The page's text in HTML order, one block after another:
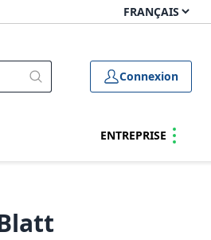
Connexion
ENTREPRISE